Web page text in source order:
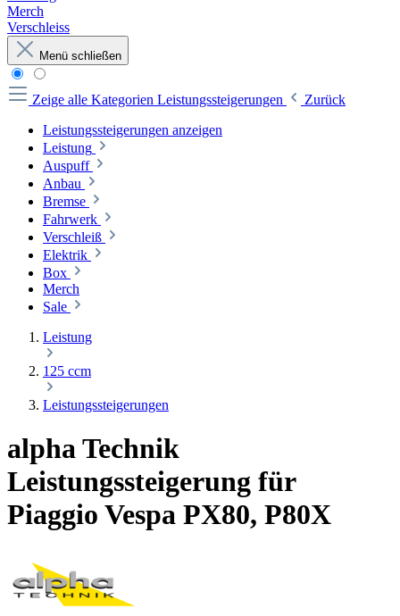
Merch
Verschleiss
Menü schließen
Zeige alle Kategorien Leistungssteigerungen
Zurück
Leistungssteigerungen anzeigen
Leistung
Auspuff
Anbau
Bremse
Fahrwerk
Verschleiß
Elektrik
Box
Merch
Sale
Leistung
125 ccm
Leistungssteigerungen
alpha Technik
Leistungssteigerung für
Piaggio Vespa PX80, P80X